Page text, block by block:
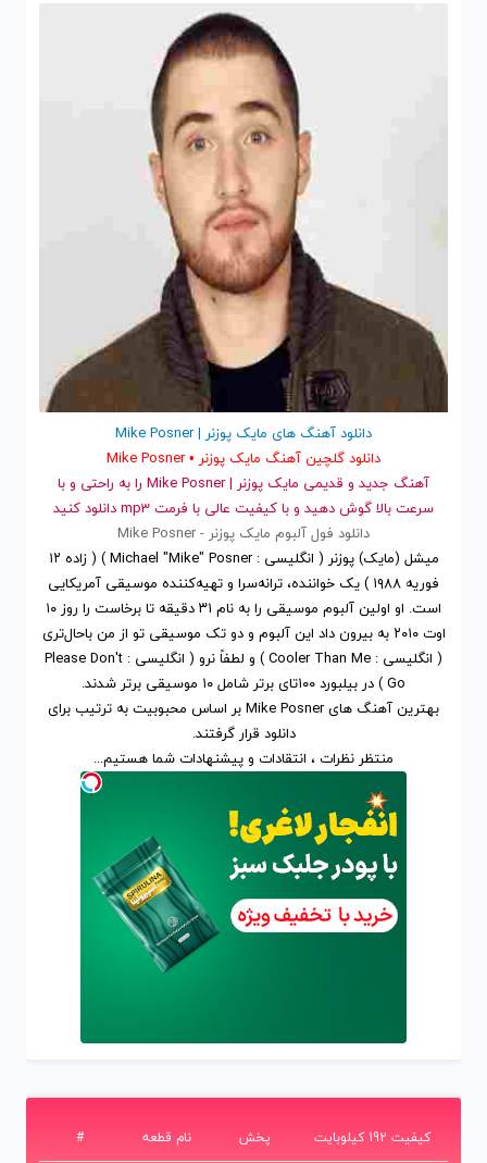
دانلود آهنگ های مایک پوزنر | Mike Posner
دانلود گلچین آهنگ مایک پوزنر • Mike Posner
آهنگ جدید
و قدیمی مایک پوزنر | Mike Posner را به راحتی و با
سرعت بالا گوش دهید و با کیفیت عالی با فرمت mp3 دانلود کنید
دانلود فول آلبوم مایک پوزنر - Mike Posner
میشل (مایک) پوزنر ( انگلیسی : Michael "Mike" Posner ) ( زاده ۱۲
فوریه ۱۹۸۸ ) یک خواننده، ترانه‌سرا و تهیه‌کننده موسیقی آمریکایی
است. او اولین آلبوم موسیقی را به نام ۳۱ دقیقه تا برخاست را روز ۱۰
اوت ۲۰۱۰ به بیرون داد این آلبوم و دو تک موسیقی تو از من باحال‌تری
( انگلیسی : Cooler Than Me ) و لطفاً نرو ( انگلیسی : Please Don't
Go ) در بیلبورد ۱۰۰تای برتر شامل ۱۰ موسیقی برتر شدند.
بهترین آهنگ های Mike Posner
بر اساس محبوبیتبه ترتیب برای
دانلود قرار گرفتند.
منتظر نظرات ، انتقادات و پیشنهادات شما هستیم...
# نام قطعه پخش کیفیت 192 کیلوبایت